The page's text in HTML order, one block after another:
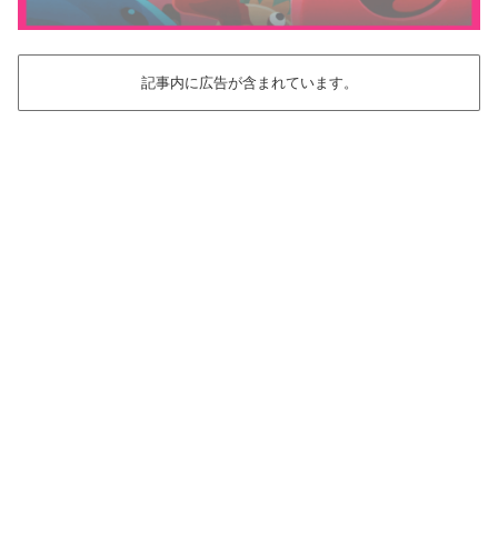
記事内に広告が含まれています。